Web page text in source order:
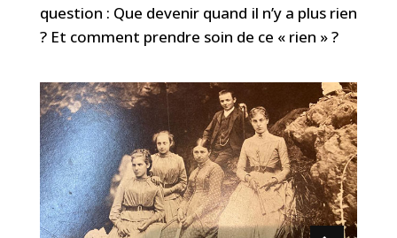
question : Que devenir quand il n’y a plus rien
? Et comment prendre soin de ce « rien » ?